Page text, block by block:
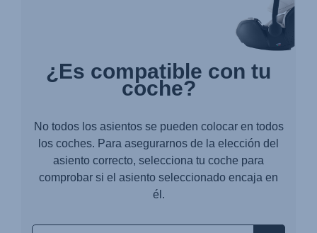
¿Es compatible con tu
coche?
No todos los asientos se pueden colocar en todos
los coches. Para asegurarnos de la elección del
asiento correcto, selecciona tu coche para
comprobar si el asiento seleccionado encaja en
él.